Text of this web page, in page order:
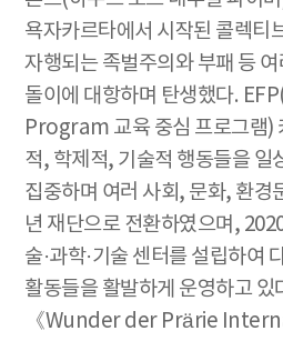
욕자카르타에서 시작된 콜렉티
자행되는 족벌주의와 부패 등
돌이에 대항하며 탄생했다.
Program 교육 중심 프로그램)
적, 학제적, 기술적 행동들을 일
집중하며 여러 사회, 문화, 환경
년 재단으로 전환하였으며,
술·과학·기술 센터를 설립하여
활동들을 활발하게 운영하고 있
《Wunder der Prärie